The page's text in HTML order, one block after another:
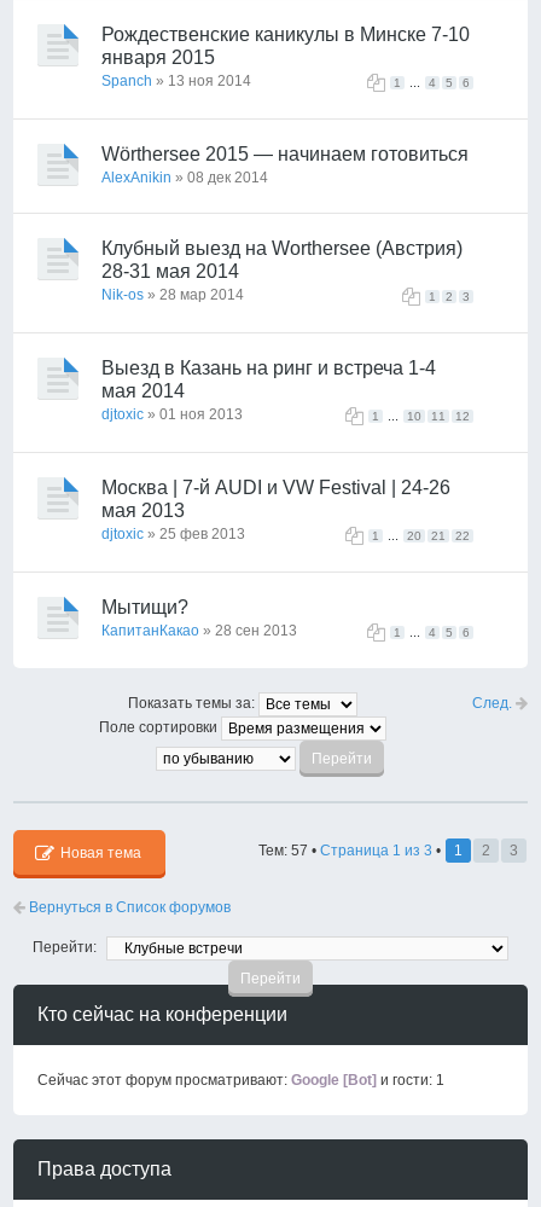
Рождественские каникулы в Минске 7-10
января 2015
1 4 5 6
Spanch » 13 ноя 2014
Wörthersee 2015 — начинаем готовиться
AlexAnikin » 08 дек 2014
Клубный выезд на Worthersee (Австрия)
28-31 мая 2014
1 2 3
Nik-os » 28 мар 2014
Выезд в Казань на ринг и встреча 1-4
мая 2014
1 10 11 12
djtoxic » 01 ноя 2013
Москва | 7-й AUDI и VW Festival | 24-26
мая 2013
1 20 21 22
djtoxic » 25 фев 2013
Мытищи?
1 4 5 6
КапитанКакао » 28 сен 2013
След.
Показать темы за:
Поле сортировки
Новая тема Тем: 57 • Страница 1 из 3 • 1 2 3
Вернуться в Список форумов
Перейти:
Кто сейчас на конференции
Сейчас этот форум просматривают:Google [Bot] и гости: 1
Права доступа